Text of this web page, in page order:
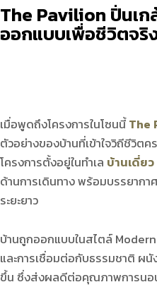
The Pavilionปิ่นเ
ออกแบบเพื่อชีวิตจริ
เมื่อพูดถึงโครงการในโซนนี้The
ตัวอย่างของบ้านที่เข้าใจวิถีชีวิต
โครงการตั้งอยู่ในทำเล บ้านเดี่ย
ด้านการเดินทาง พร้อมบรรยากา
ระยะยาว
บ้านถูกออกแบบในสไตล์
และการเชื่อมต่อกับธรรมชาติ ผ
ขึ้น ซึ่งส่งผลดีต่อคุณภาพการนอ